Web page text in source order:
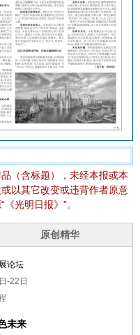
（含标题），未经本报或本
以其它改变或违背作者原意
光明日报》”。